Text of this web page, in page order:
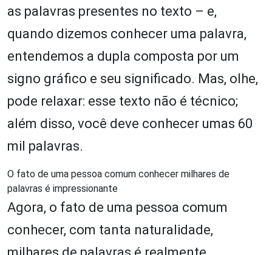
as palavras presentes no texto – e,
quando dizemos conhecer uma palavra,
entendemos a dupla composta por um
signo gráfico e seu significado. Mas, olhe,
pode relaxar: esse texto não é técnico;
além disso, você deve conhecer umas 60
mil palavras.
O fato de uma pessoa comum conhecer milhares de
palavras é impressionante
Agora, o fato de uma pessoa comum
conhecer, com tanta naturalidade,